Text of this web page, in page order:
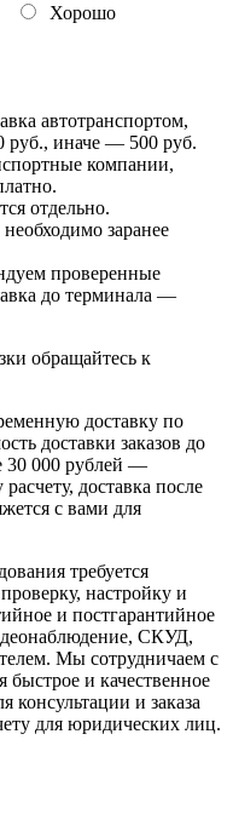
Хорошо
автотранспортом,
руб., иначе — 500 руб.
компании,
отдельно.
заранее
проверенные
до терминала —
обращайтесь к
доставку по
доставки заказов до
30 000 рублей —
доставка после
с вами для
требуется
настройку и
и постгарантийное
СКУД,
Мы сотрудничаем с
и качественное
консультации и заказа
для юридических лиц.